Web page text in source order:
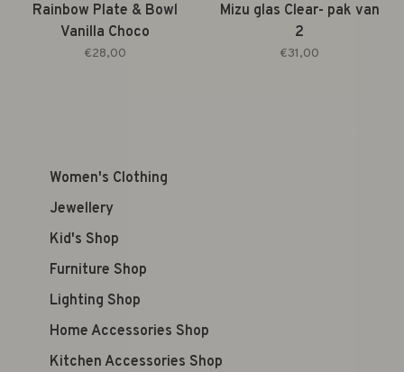
Rainbow Plate & Bowl
Vanilla Choco
€28,00
Mizu glas Clear- pak van
2
€31,00
Women's Clothing
Jewellery
Kid's Shop
Furniture Shop
Lighting Shop
Home Accessories Shop
Kitchen Accessories Shop